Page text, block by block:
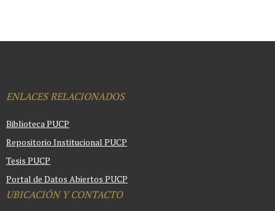
ENLACES RELACIONADOS
Biblioteca PUCP
Repositorio Institucional PUCP
Tesis PUCP
Portal de Datos Abiertos PUCP
UBICACIÓN Y CONTACTO